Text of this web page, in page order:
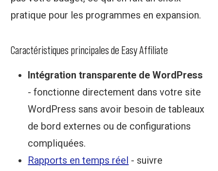
pratique pour les programmes en expansion.
Caractéristiques principales de Easy Affiliate
Intégration transparente de WordPress
- fonctionne directement dans votre site
WordPress sans avoir besoin de tableaux
de bord externes ou de configurations
compliquées.
Rapports en temps réel - suivre